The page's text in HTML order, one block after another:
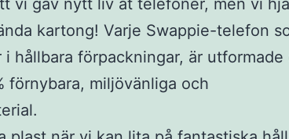
kartong! Varje Swappie-telefon
hållbara förpackningar, är utformade
förnybara, miljövänliga och